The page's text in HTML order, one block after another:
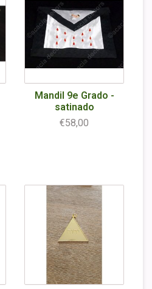
Mandil 9e Grado -
satinado
€58,00